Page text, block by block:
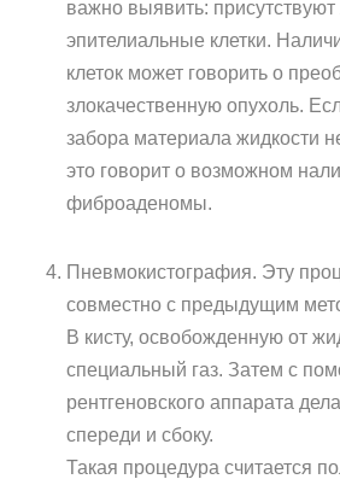
важно выявить: присутствуют
эпителиальные клетки.
клеток может говорить о
злокачественную опухоль.
забора материала жидкости
это говорит о возможном
фиброаденомы.
Пневмокистография. Эту
совместно с предыдущим
В кисту, освобожденную от
специальный газ. Затем с
рентгеновского аппарата
спереди и сбоку.
Такая процедура считается